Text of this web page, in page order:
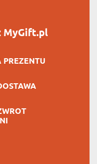
MyGift.pl
PREZENTU